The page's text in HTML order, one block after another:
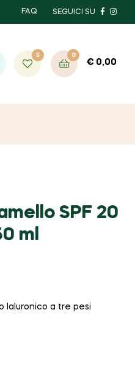
FAQ SEGUICI SU
5 0
€ 0,00
SPF 20
ml
Ialuronico a tre pesi